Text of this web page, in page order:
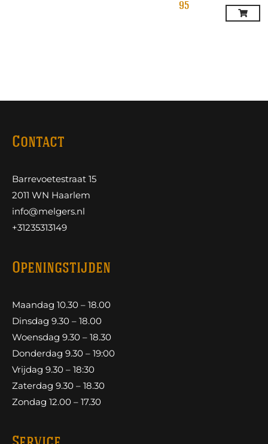
95
Contact
Barrevoetestraat 15
2011 WN Haarlem
info@melgers.nl
+31235313149
Openingstijden
Maandag 10.30 – 18.00
Dinsdag 9.30 – 18.00
Woensdag 9.30 – 18.30
Donderdag 9.30 – 19:00
Vrijdag 9.30 – 18:30
Zaterdag 9.30 – 18.30
Zondag 12.00 – 17.30